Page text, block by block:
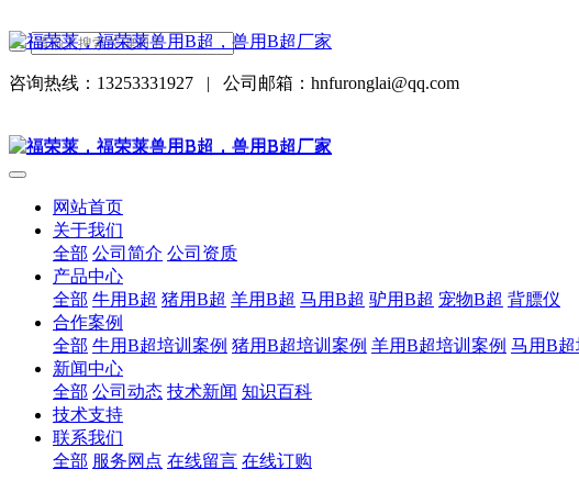
咨询热线：13253331927 | 公司邮箱：hnfuronglai@qq.com
网站首页
关于我们
全部 公司简介 公司资质
产品中心
全部 牛用B超 猪用B超 羊用B超 马用B超 驴用B超 宠物B超 背膘仪
合作案例
全部 牛用B超培训案例 猪用B超培训案例 羊用B超培训案例 马用B超
新闻中心
全部 公司动态 技术新闻 知识百科
技术支持
联系我们
全部 服务网点 在线留言 在线订购